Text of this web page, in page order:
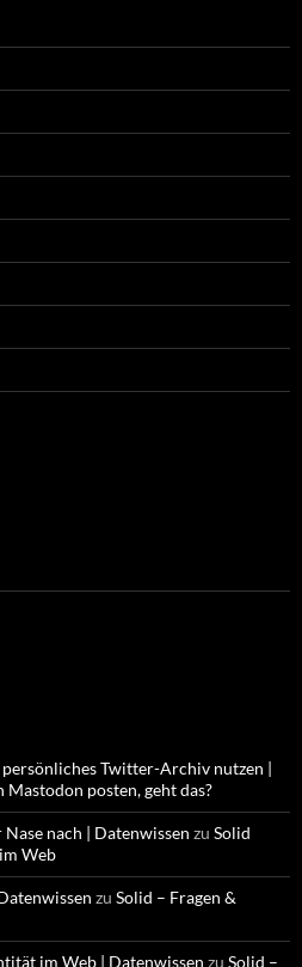
Twitter-Archiv nutzen |
Mastodon posten, geht das?
nach | Datenwissen zu Solid
Web
zu Solid – Fragen &
im Web | Datenwissen zu Solid –